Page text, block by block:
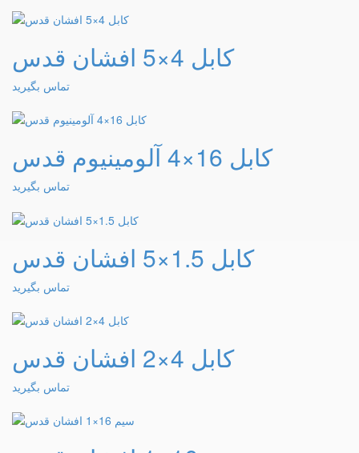
کابل 4×5 افشان قدس
تماس بگیرید
کابل 16×4 آلومینیوم قدس
تماس بگیرید
کابل 1.5×5 افشان قدس
تماس بگیرید
کابل 4×2 افشان قدس
تماس بگیرید